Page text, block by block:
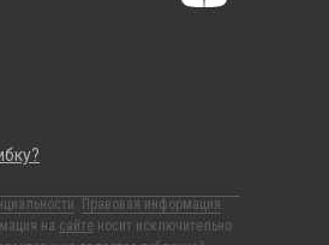
Правовая информация
на сайте носит исключительно